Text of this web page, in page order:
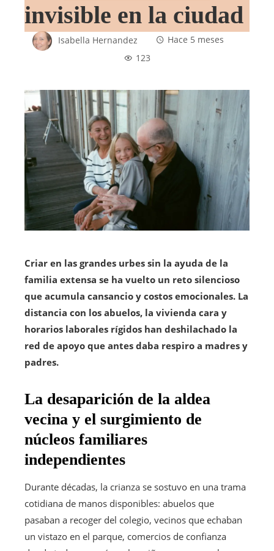
invisible en la ciudad
Isabella Hernandez
Hace 5 meses
123
Criar en las grandes urbes sin la ayuda de la
familia extensa se ha vuelto un reto silencioso
que acumula cansancio y costos emocionales. La
distancia con los abuelos, la vivienda cara y
horarios laborales rígidos han deshilachado la
red de apoyo que antes daba respiro a madres y
padres.
La desaparición de la aldea
vecina y el surgimiento de
núcleos familiares
independientes
Durante décadas, la crianza se sostuvo en una trama
cotidiana de manos disponibles: abuelos que
pasaban a recoger del colegio, vecinos que echaban
un vistazo en el parque, comercios de confianza